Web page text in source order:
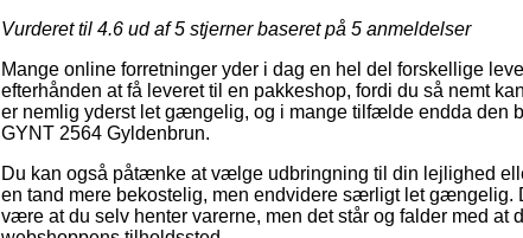
Vurderet til 4.6 ud af 5 stjerner baseret på 5 anmeldelser
Mange online forretninger yder i dag en hel del forskellige
efterhånden at få leveret til en pakkeshop, fordi du så nemt
er nemlig yderst let gængelig, og i mange tilfælde endda den
GYNT 2564 Gyldenbrun.
Du kan også påtænke at vælge udbringning til din lejlighed
en tand mere bekostelig, men endvidere særligt let gængelig.
være at du selv henter varerne, men det står og falder med at